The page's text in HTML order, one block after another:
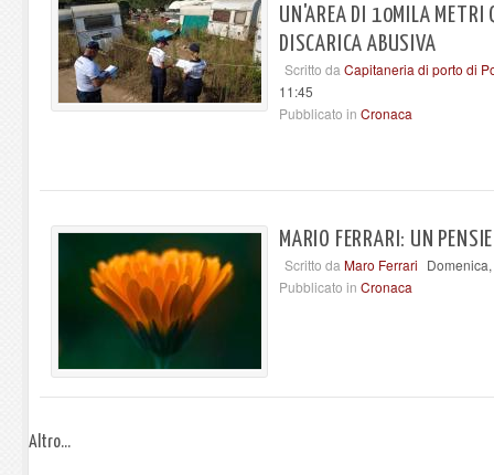
UN'AREA DI 10MILA METRI
DISCARICA ABUSIVA
Scritto daCapitaneria di porto di
11:45
Pubblicato in Cronaca
MARIO FERRARI: UN
Scritto daMaro Ferrari
Pubblicato in Cronaca
Altro...